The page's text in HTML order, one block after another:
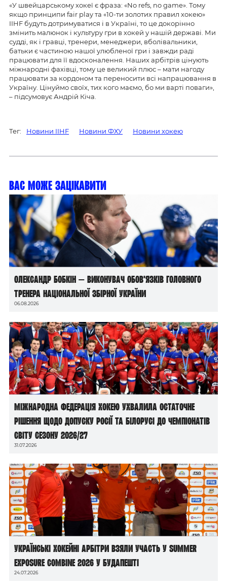
«У швейцарському хокеї є фраза: «No refs, no game». Тому
якщо принципи fair play та «10-ти золотих правил хокею»
IIHF будуть дотримуватися і в Україні, то це докорінно
змінить малюнок і культуру гри в хокей у нашій державі. Ми
судді, як і гравці, тренери, менеджери, вболівальники,
батьки є частиною нашої улюбленої гри і завжди раді
працювати для її вдосконалення. Наших арбітрів цінують
міжнародні фахівці, тому це великий плюс – мати нагоду
працювати за кордоном та переносити всі напрацювання в
Україну. Цінуймо своїх, тих кого маємо, бо ми варті поваги»,
– підсумовує Андрій Кіча.
Тег: Новини IIHF Новини ФХУ Новини хокею
Вас може зацікавити
Олександр Бобкін — виконувач обов’язків головного
тренера національної збірної України
06.08.2026
Міжнародна федерація хокею ухвалила остаточне
рішення щодо допуску росії та білорусі до чемпіонатів
світу сезону 2026/27
31.07.2026
Українські хокейні арбітри взяли участь у Summer
Exposure Combine 2026 у Будапешті
24.07.2026